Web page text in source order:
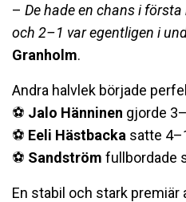
– De hade en chans i
och 2–1 var egentligen i
Granholm.
Andra halvlek började
⚽️ Jalo Hänninen gjorde
⚽️ Eeli Hästbacka satte
⚽️ Sandström fullbordade
En stabil och stark